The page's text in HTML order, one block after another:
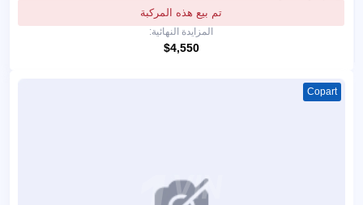
تم بيع هذه المركبة
المزايدة النهائية:
$4,550
Copart